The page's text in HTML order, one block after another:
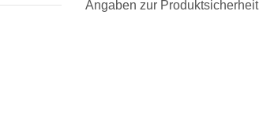
Angaben zur Produktsicherheit